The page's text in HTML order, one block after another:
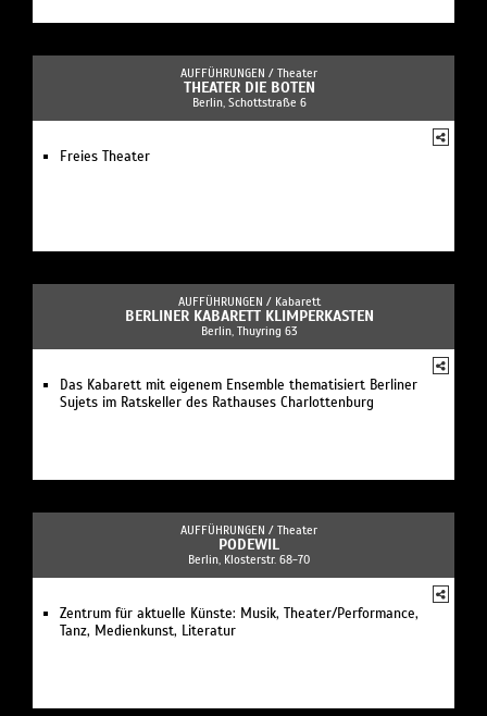
AUFFÜHRUNGEN / Theater
THEATER DIE BOTEN
Berlin, Schottstraße 6
Freies Theater
AUFFÜHRUNGEN / Kabarett
BERLINER KABARETT KLIMPERKASTEN
Berlin, Thuyring 63
Das Kabarett mit eigenem Ensemble thematisiert Berliner
Sujets im Ratskeller des Rathauses Charlottenburg
AUFFÜHRUNGEN / Theater
PODEWIL
Berlin, Klosterstr. 68-70
Zentrum für aktuelle Künste: Musik, Theater/Performance,
Tanz, Medienkunst, Literatur